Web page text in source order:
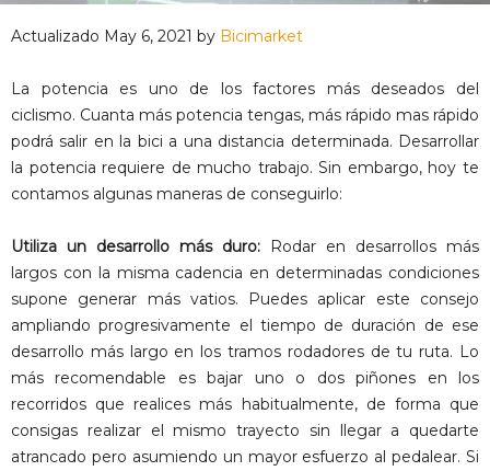
Actualizado May 6, 2021 by Bicimarket
La potencia es uno de los factores más deseados del
ciclismo. Cuanta más potencia tengas, más rápido mas rápido
podrá salir en la bici a una distancia determinada. Desarrollar
la potencia requiere de mucho trabajo. Sin embargo, hoy te
contamos algunas maneras de conseguirlo:
Utiliza un desarrollo más duro: Rodar en desarrollos más
largos con la misma cadencia en determinadas condiciones
supone generar más vatios. Puedes aplicar este consejo
ampliando progresivamente el tiempo de duración de ese
desarrollo más largo en los tramos rodadores de tu ruta. Lo
más recomendable es bajar uno o dos piñones en los
recorridos que realices más habitualmente, de forma que
consigas realizar el mismo trayecto sin llegar a quedarte
atrancado pero asumiendo un mayor esfuerzo al pedalear. Si